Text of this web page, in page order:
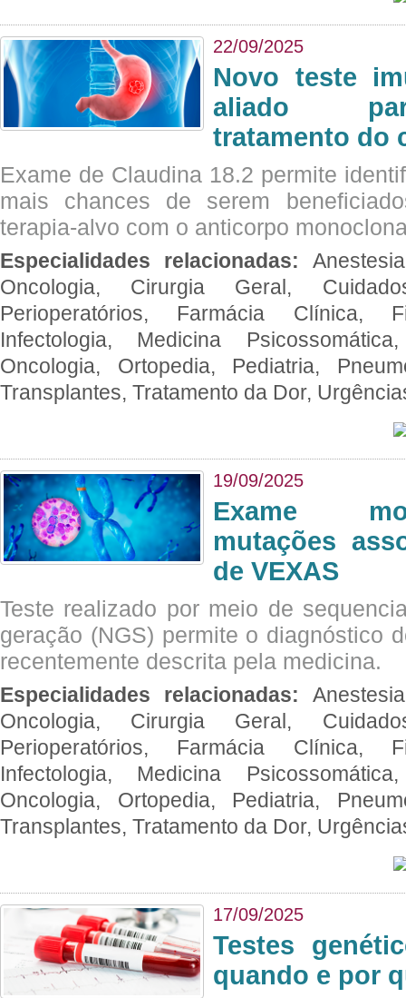
22/09/2025
Novo teste
aliado
tratamento do
Exame de Claudina 18.2 permite
mais chances de serem
terapia-alvo com o anticorpo
Especialidades relacionadas:
Oncologia, Cirurgia Geral,
Perioperatórios, Farmácia Clínica,
Infectologia, Medicina
Oncologia, Ortopedia, Pediatria,
Transplantes, Tratamento da Dor,
19/09/2025
Exame
mutações
de VEXAS
Teste realizado por meio de
geração (NGS) permite o diagnóstico
recentemente descrita pela medicina.
Especialidades relacionadas:
Oncologia, Cirurgia Geral,
Perioperatórios, Farmácia Clínica,
Infectologia, Medicina
Oncologia, Ortopedia, Pediatria,
Transplantes, Tratamento da Dor,
17/09/2025
Testes
quando e por